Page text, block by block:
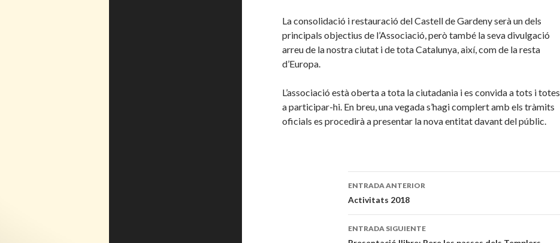
La consolidació i restauració del Castell de Gardeny serà un dels
principals objectius de l’Associació, però també la seva divulgació
arreu de la nostra ciutat i de tota Catalunya, així, com de la resta
d’Europa.
L’associació està oberta a tota la ciutadania i es convida a tots i totes
a participar-hi. En breu, una vegada s’hagi complert amb els tràmits
oficials es procedirà a presentar la nova entitat davant del públic.
Navegación
de
ENTRADA ANTERIOR
Activitats 2018
ENTRADA SIGUIENTE